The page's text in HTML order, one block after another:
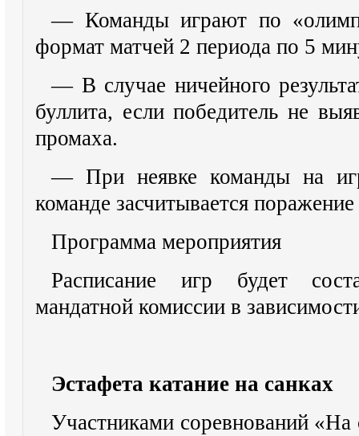
— Команды играют по
формат матчей 2 периода по 5
— В случае ничейного
буллита, если победитель не
промаха.
— При неявке команды на
команде засчитывается
Программа мероприятия
Расписание игр будет
мандатной комиссии в
Эстафета катание на санках
Участниками соревнований